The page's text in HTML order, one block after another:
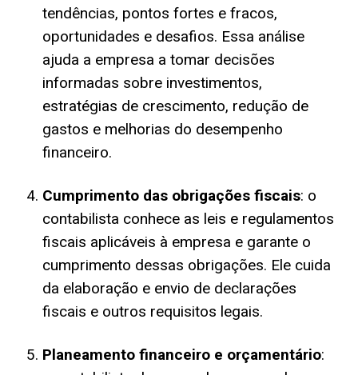
tendências, pontos fortes e fracos,
oportunidades e desafios. Essa análise
ajuda a empresa a tomar decisões
informadas sobre investimentos,
estratégias de crescimento, redução de
gastos e melhorias do desempenho
financeiro.
Cumprimento das obrigações fiscais: o
contabilista conhece as leis e regulamentos
fiscais aplicáveis à empresa e garante o
cumprimento dessas obrigações. Ele cuida
da elaboração e envio de declarações
fiscais e outros requisitos legais.
Planeamento financeiro e orçamentário: